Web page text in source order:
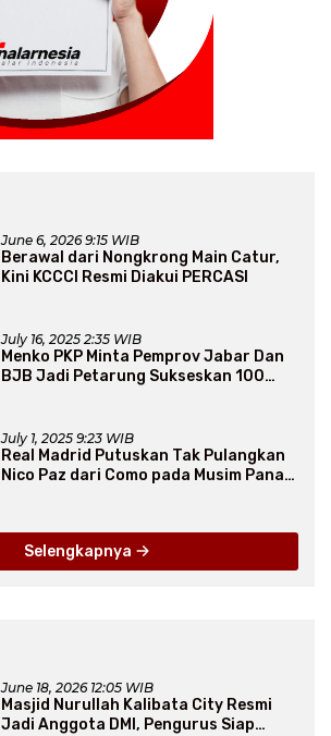
June 6, 2026 9:15 WIB
Berawal dari Nongkrong Main Catur,
Kini KCCCI Resmi Diakui PERCASI
July 16, 2025 2:35 WIB
Menko PKP Minta Pemprov Jabar Dan
BJB Jadi Petarung Sukseskan 100
July 1, 2025 9:23 WIB
Real Madrid Putuskan Tak Pulangkan
Nico Paz dari Como pada Musim Panas
Selengkapnya
June 18, 2026 12:05 WIB
Masjid Nurullah Kalibata City Resmi
Jadi Anggota DMI, Pengurus Siap